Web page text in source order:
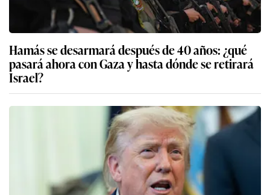
Hamás se desarmará después de 40 años: ¿qué
pasará ahora con Gaza y hasta dónde se retirará
Israel?